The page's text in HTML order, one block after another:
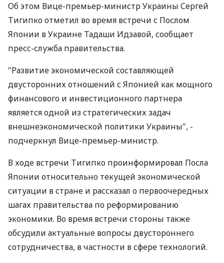
Об этом Вице-премьер-министр Украины Сергей
Тигипко отметил во время встречи с Послом
Японии в Украине Тадаши Идзавой, сообщает
пресс-служба правительства.
"Развитие экономической составляющей
двусторонних отношений с Японией как мощного
финансового и инвестиционного партнера
является одной из стратегических задач
внешнеэкономической политики Украины", -
подчеркнул Вице-премьер-министр.
В ходе встречи Тигипко проинформировал Посла
Японии относительно текущей экономической
ситуации в стране и рассказал о первоочередных
шагах правительства по реформированию
экономики. Во время встречи стороны также
обсудили актуальные вопросы двустороннего
сотрудничества, в частности в сфере технологий.